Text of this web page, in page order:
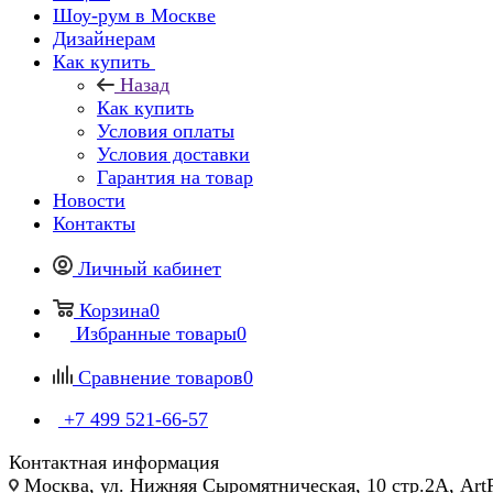
Шоу-рум в Москве
Дизайнерам
Как купить
Назад
Как купить
Условия оплаты
Условия доставки
Гарантия на товар
Новости
Контакты
Личный кабинет
Корзина0
Избранные товары0
Сравнение товаров0
+7 499 521-66-57
Контактная информация
Москва, ул. Нижняя Сыромятническая, 10 стр.2А,